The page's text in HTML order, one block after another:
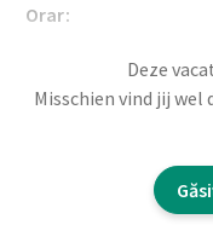
Orar:
Descrierea
Pentru o companie
metalurgic, cautam
Deze
Misschien vind jij